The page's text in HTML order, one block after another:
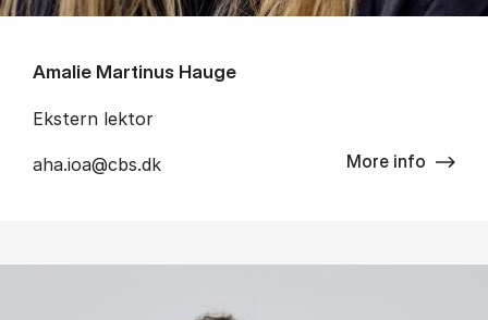
Amalie Martinus Hauge
Ekstern lektor
aha.ioa@cbs.dk More info